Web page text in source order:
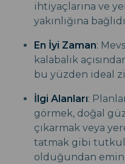
ihtiyaçlarına ve
yakınlığına
En İyi Zaman:
kalabalık
bu yüzden ideal
İlgi Alanları:
görmek, doğal
çıkarmak veya
tatmak gibi
olduğundan emin